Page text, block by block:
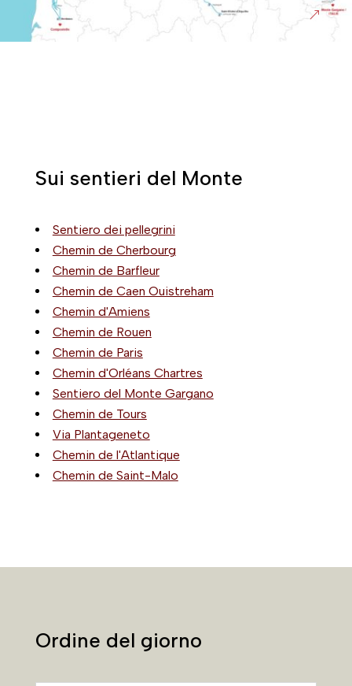
&
Sui sentieri del Monte
Sentiero dei pellegrini
Chemin de Cherbourg
Chemin de Barfleur
Chemin de Caen Ouistreham
Chemin d'Amiens
Chemin de Rouen
Chemin de Paris
Chemin d'Orléans Chartres
Sentiero del Monte Gargano
Chemin de Tours
Via Plantageneto
Chemin de l'Atlantique
Chemin de Saint-Malo
Ordine del giorno